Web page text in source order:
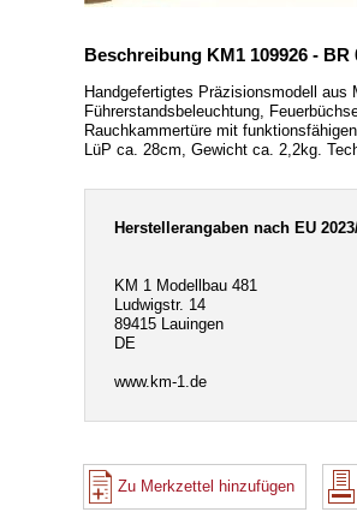
Beschreibung KM1 109926 -
Handgefertigtes Präzisionsmodell
Führerstandsbeleuchtung,
Rauchkammertüre mit
LüP ca. 28cm, Gewicht ca. 2,2kg.
Herstellerangaben nach EU
KM 1 Modellbau 481
Ludwigstr. 14
89415 Lauingen
DE
www.km-1.de
Zu Merkzettel hinzufügen